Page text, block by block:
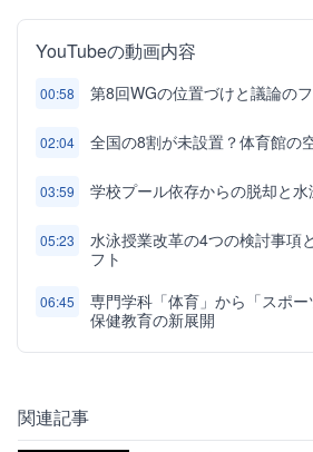
YouTubeの動画内容
00:58 第8回WGの位置づけと議論の
02:04 全国の8割が未設置？体育館の
03:59 学校プール依存からの脱却と
05:23
水泳授業改革の4つの検討事項
フト
06:45
専門学科「体育」から「スポ
保健教育の新展開
関連記事